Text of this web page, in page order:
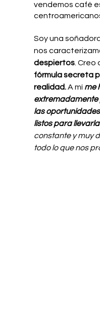
vendemos café
Soy una
nos
despiertos. Creo
fórmula secreta
realidad. A mí me
extremadamente
las
listos para
constante y muy
todo lo que nos